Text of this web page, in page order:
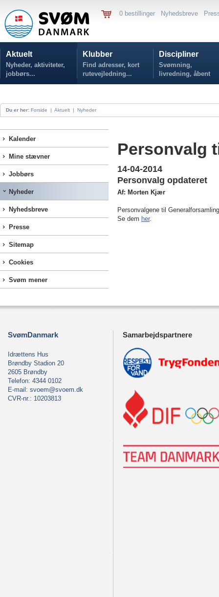
0 bestillinger Nyhedsbreve
Aktuelt
Nyheder, aktiviteter,
jobbørs...
Klubber
Find adresser, kort
rutevejledning...
Discipliner
Svømning,
livredning, åbent
vand...
Du er her: Forside | Aktuelt | Nyheder
Kalender
Mine stævner
Jobbørs
Nyheder
Nyhedsbreve
Presse
Sitemap
Cookies
Svøm mener
Personvalg
14-04-2014
Personvalg opdateret
Af: Morten Kjær
Personvalgene til
Se dem her.
SvømDanmark
Idrættens Hus
Brøndby Stadion 20
2605 Brøndby
Telefon: 4344 0102
E-mail: svoem@svoem.dk
CVR-nr.: 10203813
Samarbejdspartnere